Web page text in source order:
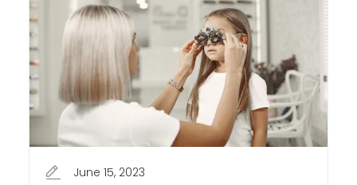
June 15, 2023